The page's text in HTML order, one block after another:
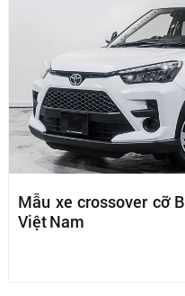
Mẫu xe crossover cỡ
Việt Nam